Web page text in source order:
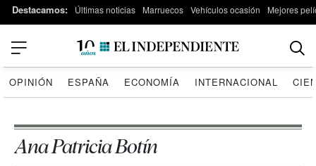
Destacamos: Últimas noticias Marruecos Vehículos ocasión Mejores
OPINIÓN ESPAÑA ECONOMÍA INTERNACIONAL
Ana Patricia Botín